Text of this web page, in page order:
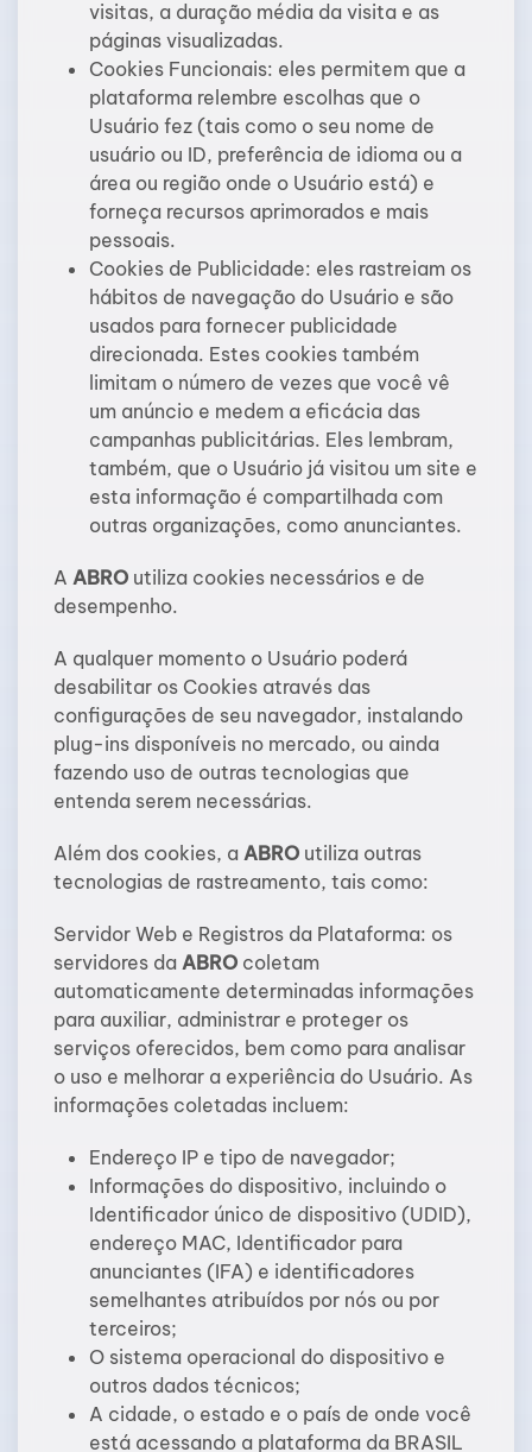
visitas, a duração média da visita e as
páginas visualizadas.
Cookies Funcionais: eles permitem que a
plataforma relembre escolhas que o
Usuário fez (tais como o seu nome de
usuário ou ID, preferência de idioma ou a
área ou região onde o Usuário está) e
forneça recursos aprimorados e mais
pessoais.
Cookies de Publicidade: eles rastreiam os
hábitos de navegação do Usuário e são
usados para fornecer publicidade
direcionada. Estes cookies também
limitam o número de vezes que você vê
um anúncio e medem a eficácia das
campanhas publicitárias. Eles lembram,
também, que o Usuário já visitou um site e
esta informação é compartilhada com
outras organizações, como anunciantes.
A ABRO utiliza cookies necessários e de
desempenho.
A qualquer momento o Usuário poderá
desabilitar os Cookies através das
configurações de seu navegador, instalando
plug-ins disponíveis no mercado, ou ainda
fazendo uso de outras tecnologias que
entenda serem necessárias.
Além dos cookies, a ABRO utiliza outras
tecnologias de rastreamento, tais como:
Servidor Web e Registros da Plataforma: os
servidores da ABRO coletam
automaticamente determinadas informações
para auxiliar, administrar e proteger os
serviços oferecidos, bem como para analisar
o uso e melhorar a experiência do Usuário. As
informações coletadas incluem:
Endereço IP e tipo de navegador;
Informações do dispositivo, incluindo o
Identificador único de dispositivo (UDID),
endereço MAC, Identificador para
anunciantes (IFA) e identificadores
semelhantes atribuídos por nós ou por
terceiros;
O sistema operacional do dispositivo e
outros dados técnicos;
A cidade, o estado e o país de onde você
está acessando a plataforma da BRASIL